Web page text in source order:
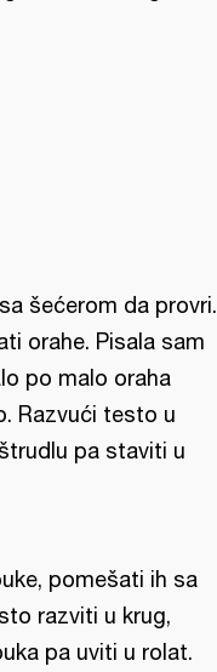
šećerom da provri.
orahe. Pisala sam
po malo oraha
Razvući testo u
pa staviti u
pomešati ih sa
razviti u krug,
pa uviti u rolat.